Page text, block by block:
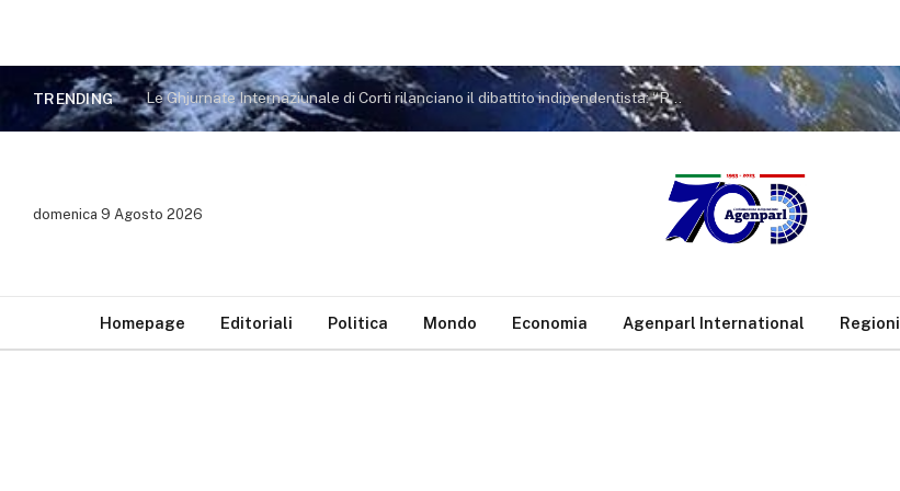
TRENDING Le Ghjurnate Internaziunale di Corti rilanciano il dibattito indipendentista: “Resistenza comune” e nuove strategie per la Corsica
domenica 9 Agosto 2026
Homepage Editoriali Politica Mondo Economia Agenparl International Regioni